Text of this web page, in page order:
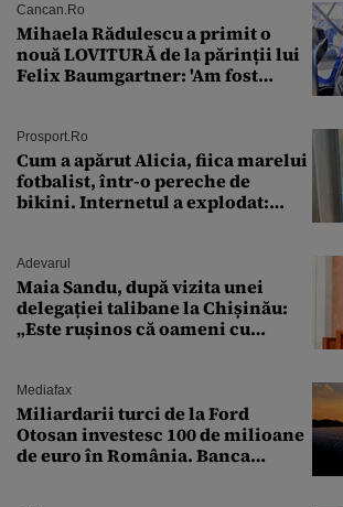
Cancan.ro
Mihaela Rădulescu a primit o
nouă LOVITURĂ de la părinții lui
Felix Baumgartner: 'Am fost
Prosport.ro
Cum a apărut Alicia, fiica marelui
fotbalist, într-o pereche de
bikini. Internetul a explodat:
Adevarul
Maia Sandu, după vizita unei
delegației talibane la Chișinău:
„Este rușinos că oameni cu
Mediafax
Miliardarii turci de la Ford
Otosan investesc 100 de milioane
de euro în România. Banca